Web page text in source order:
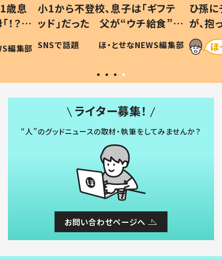
歳息
？」
編集部
小1から不登校、息子は「ギフテ
ッド」だった 父が“ウチ給食”を
作り続ける理由とは #令和の親
#令和の子
SNSで話題 ほ・とせなNEWS編集部
ひ孫
が、
「涙が
い」
ライター募集！
“人”のグッドニュースの取材・執筆をしてみませんか？
お問い合わせページへ